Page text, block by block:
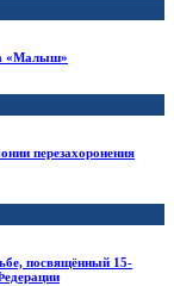
«Малыш»
перезахоронения
посвящённый 15-